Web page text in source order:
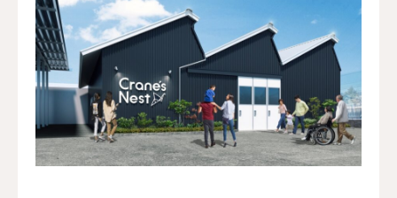
施設紹介
サービス紹介
ルーム予約